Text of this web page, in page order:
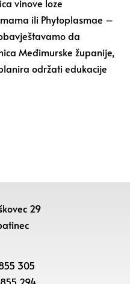
vinove loze
ili Phytoplasmae –
da
Međimurske županije,
održati edukacije
29
305